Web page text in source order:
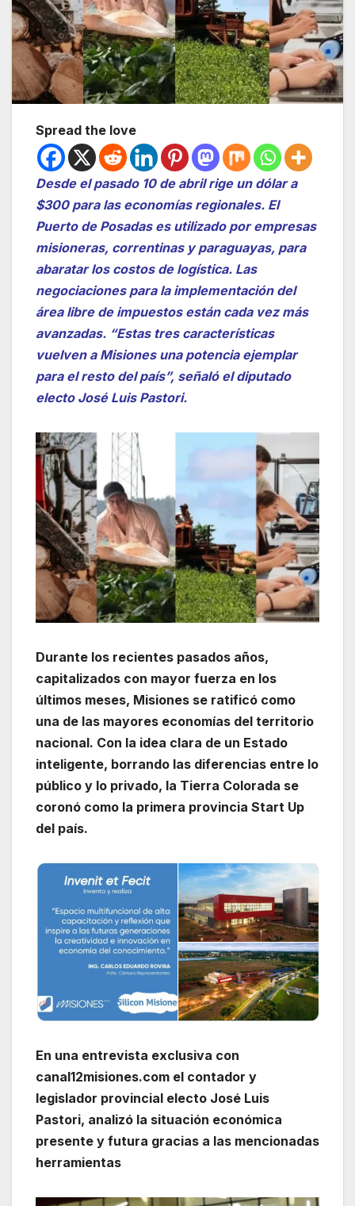
Spread the love
Desde el pasado 10 de abril rige un dólar a
$300 para las economías regionales. El
Puerto de Posadas es utilizado por empresas
misioneras, correntinas y paraguayas, para
abaratar los costos de logística. Las
negociaciones para la implementación del
área libre de impuestos están cada vez más
avanzadas. “Estas tres características
vuelven a Misiones una potencia ejemplar
para el resto del país”, señaló el diputado
electo José Luis Pastori.
Durante los recientes pasados años,
capitalizados con mayor fuerza en los
últimos meses, Misiones se ratificó como
una de las mayores economías del territorio
nacional. Con la idea clara de un Estado
inteligente, borrando las diferencias entre lo
público y lo privado, la Tierra Colorada se
coronó como la primera provincia Start Up
del país.
En una entrevista exclusiva con
canal12misiones.com el contador y
legislador provincial electo José Luis
Pastori, analizó la situación económica
presente y futura gracias a las mencionadas
herramientas